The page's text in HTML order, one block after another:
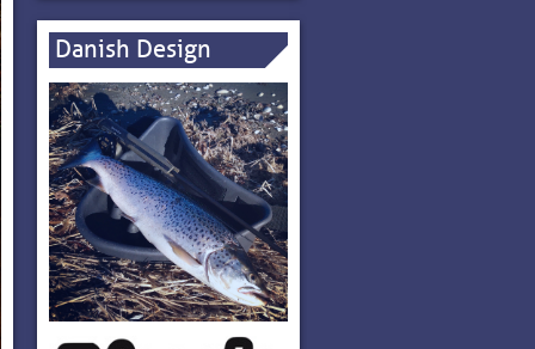
Danish Design